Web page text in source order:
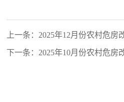
上一条：2025年12月份农村危房
下一条：2025年10月份农村危房